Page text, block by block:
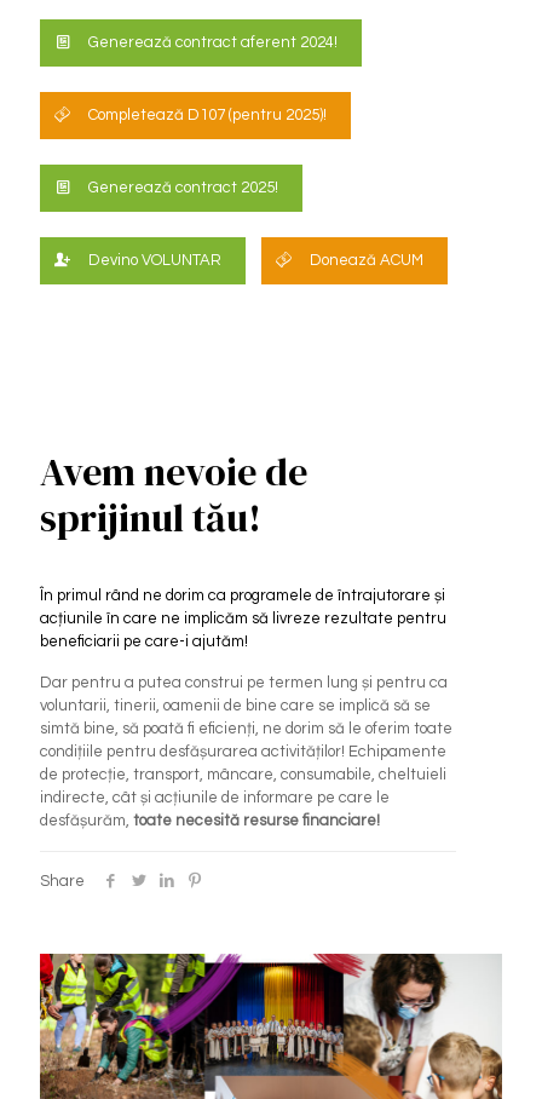
Generează contract aferent 2024!
Completează D107 (pentru 2025)!
Generează contract 2025!
Devino VOLUNTAR Donează ACUM
Avem nevoie de
sprijinul tău!
În primul rând ne dorim ca programele de întrajutorare și
acțiunile în care ne implicăm să livreze rezultate pentru
beneficiarii pe care-i ajutăm!
Dar pentru a putea construi pe termen lung și pentru ca
voluntarii, tinerii, oamenii de bine care se implică să se
simtă bine, să poată fi eficienți, ne dorim să le oferim toate
condițiile pentru desfășurarea activităților! Echipamente
de protecție, transport, mâncare, consumabile, cheltuieli
indirecte, cât și acțiunile de informare pe care le
desfășurăm, toate necesită resurse financiare!
Share